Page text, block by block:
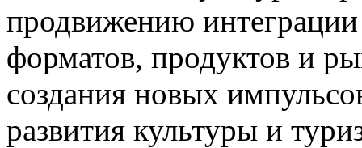
продвижению
форматов, продуктов и
создания новых
развития культуры и